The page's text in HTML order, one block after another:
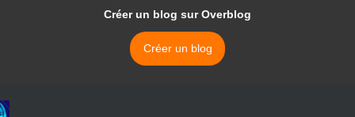
Créer un blog sur Overblog
Créer un blog